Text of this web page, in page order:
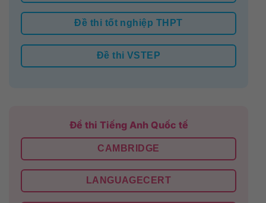
Đề thi tốt nghiệp THPT
Đề thi VSTEP
Đề thi Tiếng Anh Quốc tế
CAMBRIDGE
LANGUAGECERT